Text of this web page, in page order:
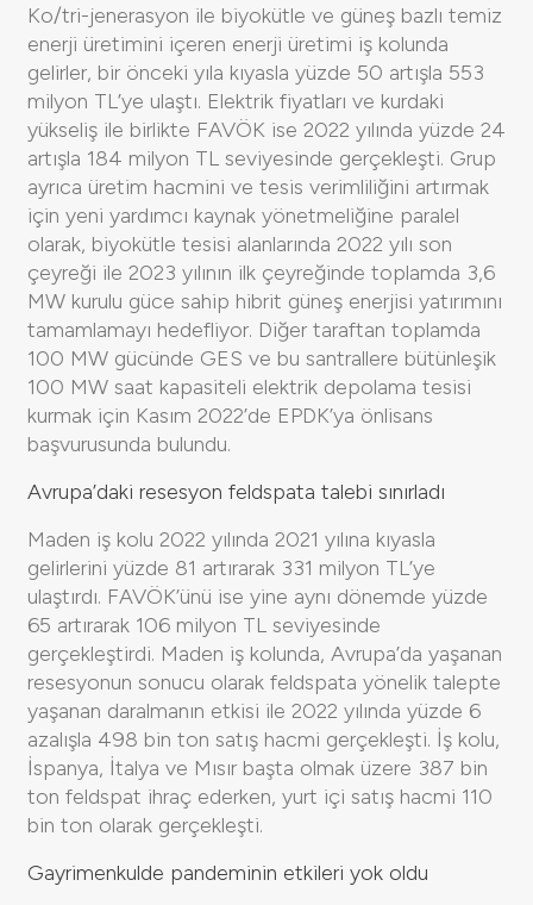
Ko/tri-jenerasyon ile biyokütle ve güneş bazlı temiz
enerji üretimini içeren enerji üretimi iş kolunda
gelirler, bir önceki yıla kıyasla yüzde 50 artışla 553
milyon TL’ye ulaştı. Elektrik fiyatları ve kurdaki
yükseliş ile birlikte FAVÖK ise 2022 yılında yüzde 24
artışla 184 milyon TL seviyesinde gerçekleşti. Grup
ayrıca üretim hacmini ve tesis verimliliğini artırmak
için yeni yardımcı kaynak yönetmeliğine paralel
olarak, biyokütle tesisi alanlarında 2022 yılı son
çeyreği ile 2023 yılının ilk çeyreğinde toplamda 3,6
MW kurulu güce sahip hibrit güneş enerjisi yatırımını
tamamlamayı hedefliyor. Diğer taraftan toplamda
100 MW gücünde GES ve bu santrallere bütünleşik
100 MW saat kapasiteli elektrik depolama tesisi
kurmak için Kasım 2022’de EPDK’ya önlisans
başvurusunda bulundu.
Avrupa’daki resesyon feldspata talebi sınırladı
Maden iş kolu 2022 yılında 2021 yılına kıyasla
gelirlerini yüzde 81 artırarak 331 milyon TL’ye
ulaştırdı. FAVÖK’ünü ise yine aynı dönemde yüzde
65 artırarak 106 milyon TL seviyesinde
gerçekleştirdi. Maden iş kolunda, Avrupa’da yaşanan
resesyonun sonucu olarak feldspata yönelik talepte
yaşanan daralmanın etkisi ile 2022 yılında yüzde 6
azalışla 498 bin ton satış hacmi gerçekleşti. İş kolu,
İspanya, İtalya ve Mısır başta olmak üzere 387 bin
ton feldspat ihraç ederken, yurt içi satış hacmi 110
bin ton olarak gerçekleşti.
Gayrimenkulde pandeminin etkileri yok oldu